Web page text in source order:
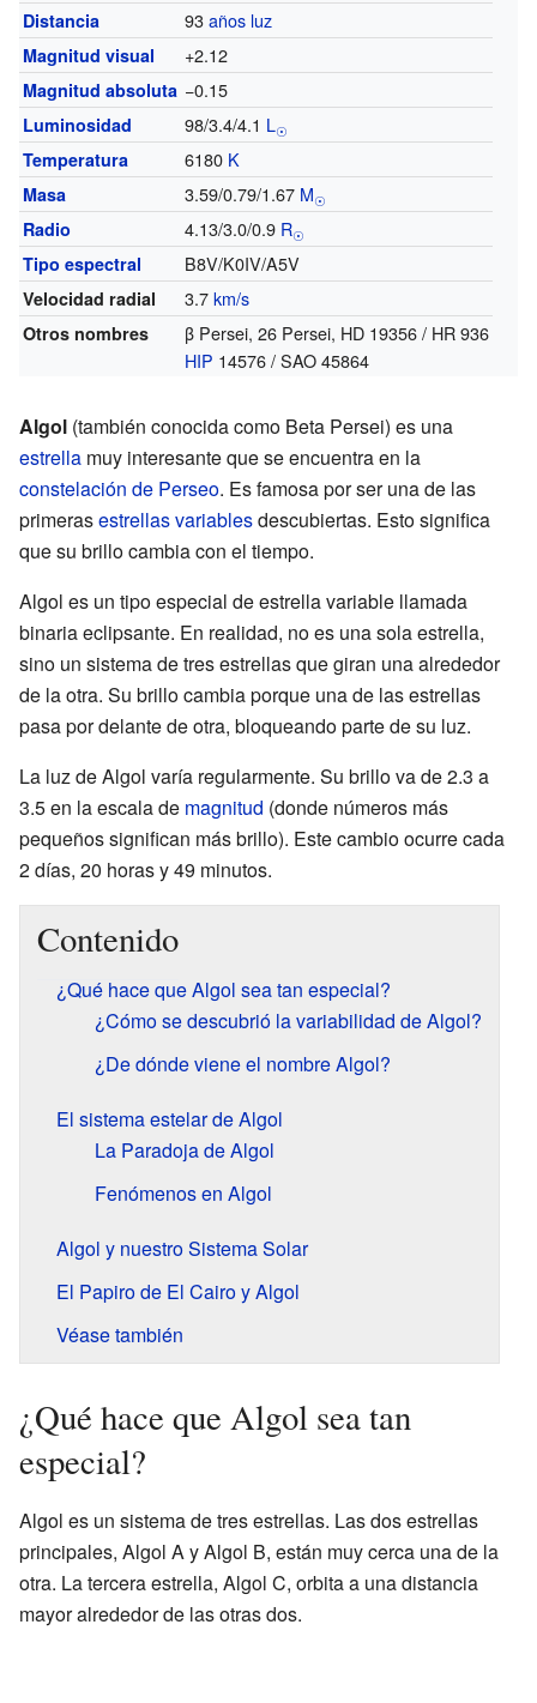
Distancia 93años luz
Magnitud visual +2.12
Magnitud absoluta −0.15
Luminosidad 98/3.4/4.1 L☉
Temperatura 6180 K
Masa 3.59/0.79/1.67 M☉
Radio 4.13/3.0/0.9 R☉
Tipo espectral B8V/K0IV/A5V
Velocidad radial 3.7km/s
Otros nombres
β Persei, 26 Persei, HD 19356 / HR 936
HIP 14576 / SAO 45864
Algol (también conocida como Beta Persei) es una
estrella muy interesante que se encuentra en la
constelación de Perseo. Es famosa por ser una de las
primerasestrellas variablesdescubiertas. Esto significa
que su brillo cambia con el tiempo.
Algol es un tipo especial de estrella variable llamada
binaria eclipsante. En realidad, no es una sola estrella,
sino un sistema de tres estrellas que giran una alrededor
de la otra. Su brillo cambia porque una de las estrellas
pasa por delante de otra, bloqueando parte de su luz.
La luz de Algol varía regularmente. Su brillo va de 2.3 a
3.5 en la escala de magnitud (donde números más
pequeños significan más brillo). Este cambio ocurre cada
2 días, 20 horas y 49 minutos.
Contenido
¿Qué hace que Algol sea tan especial?
¿Cómo se descubrió la variabilidad de Algol?
¿De dónde viene el nombre Algol?
El sistema estelar de Algol
La Paradoja de Algol
Fenómenos en Algol
Algol y nuestro Sistema Solar
El Papiro de El Cairo y Algol
Véase también
¿Qué hace que Algol sea tan
especial?
Algol es un sistema de tres estrellas. Las dos estrellas
principales, Algol A y Algol B, están muy cerca una de la
otra. La tercera estrella, Algol C, orbita a una distancia
mayor alrededor de las otras dos.